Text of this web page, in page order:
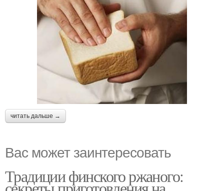
читать дальше →
Вас может заинтересовать
Традиции финского ржаного: